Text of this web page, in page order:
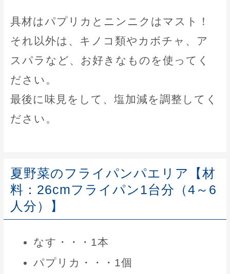
具材はパプリカとニンニクはマスト！
それ以外は、キノコ類やカボチャ、ア
スパラなど、お好きなものを使ってく
ださい。
最後に味見をして、塩加減を調整してく
ださい。
夏野菜のフライパンパエリア【材
料：26cmフライパン1台分（4～6
人分）】
なす・・・1本
パプリカ・・・1個